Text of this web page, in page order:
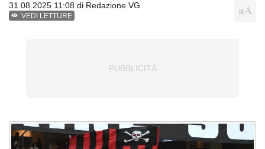
31.08.2025 11:08 di Redazione VG
VEDI LETTURE